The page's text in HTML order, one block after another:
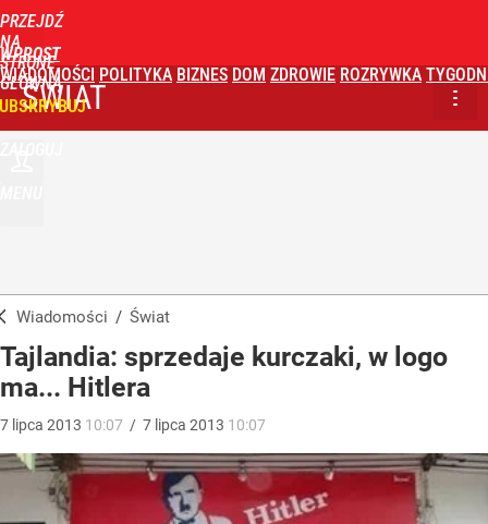
PRZEJDŹ
NA
STRONĘ
GŁÓWNĄ
WPROST
WIADOMOŚCI POLITYKA BIZNES DOM ZDROWIE ROZRYWKA
ŚWIAT
Wiadomości / Świat
Tajlandia: sprzedaje kurczaki, w logo
ma... Hitlera
7 lipca 2013 10:07 / 7 lipca 2013 10:07